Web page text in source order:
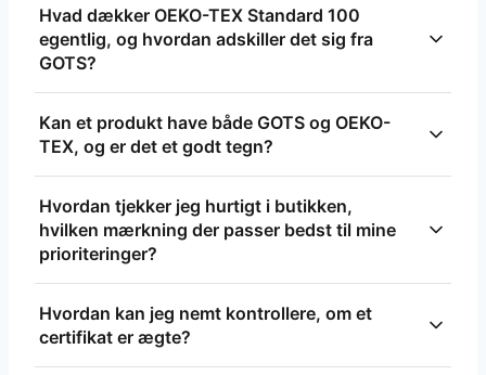
Hvad dækker OEKO-TEX Standard 100
egentlig, og hvordan adskiller det sig fra
GOTS?
skadelige stoffer og giver tryghed om kemi i
produktet, men siger ikke noget om økologisk
sagt: OEKO-TEX = kemi-sikkerhed på vareniveau,
GOTS = økologi + bredere krav i hele værdikæden.
Kan et produkt have både GOTS og OEKO-
TEX, og er det et godt tegn?
certificeringer, hvilket er praktisk talt
komplementært: OEKO-TEX sikrer lav kemi, mens
GOTS dækker øko-fibre og sociale krav. Hvis begge
både sikkerhed og bæredygtighed.
Hvordan tjekker jeg hurtigt i butikken,
hvilken mærkning der passer bedst til mine
prioriteringer?
økologisk fiber eller sociale forhold - og kig efter
den certificering der matcher. Er du i tvivl og bruger
Hvordan kan jeg nemt kontrollere, om et
certifikat er ægte?